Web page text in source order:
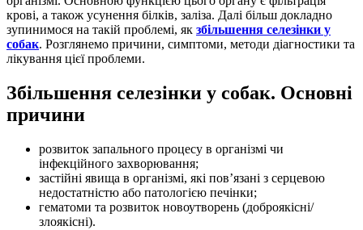
крові, а також усунення білків, заліза. Далі більш докладно
зупинимося на такій проблемі, як збільшення селезінки у
собак. Розглянемо причини, симптоми, методи діагностики та
лікування цієї проблеми.
Збільшення селезінки у собак. Основні
причини
розвиток запального процесу в організмі чи
інфекційного захворювання;
застійні явища в організмі, які пов’язані з серцевою
недостатністю або патологією печінки;
гематоми та розвиток новоутворень (доброякісні/
злоякісні).